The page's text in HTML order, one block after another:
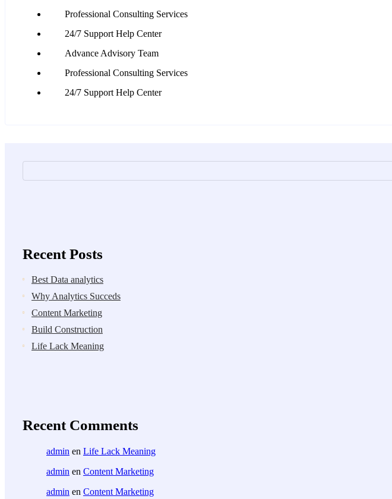
Professional Consulting Services
24/7 Support Help Center
Advance Advisory Team
Professional Consulting Services
24/7 Support Help Center
Recent Posts
Best Data analytics
Why Analytics Succeds
Content Marketing
Build Construction
Life Lack Meaning
Recent Comments
admin en Life Lack Meaning
admin en Content Marketing
admin en Content Marketing